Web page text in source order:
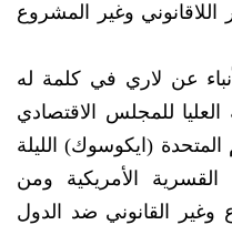
وغير المشروع
عن لاري في كلمة له
للمجلس الاقتصادي
المتحدة (ايكوسوك) الليلة
القسرية الأمريكية ومن
القانوني ضد الدول